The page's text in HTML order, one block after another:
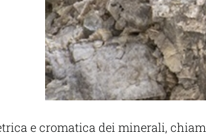
e cromatica dei minerali,